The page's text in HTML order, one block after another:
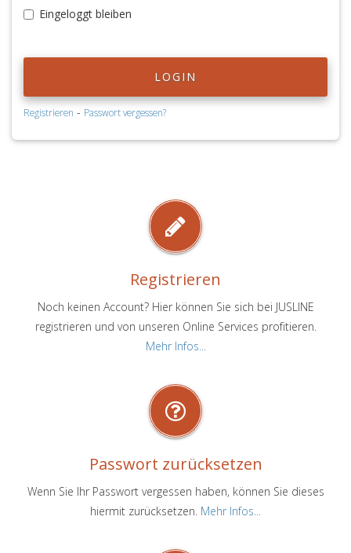
Eingeloggt bleiben
LOGIN
Registrieren - Passwort vergessen?
Registrieren
Noch keinen Account? Hier können Sie sich bei JUSLINE
registrieren und von unseren Online Services profitieren.
Mehr Infos...
Passwort zurücksetzen
Wenn Sie Ihr Passwort vergessen haben, können Sie dieses
hiermit zurücksetzen. Mehr Infos...